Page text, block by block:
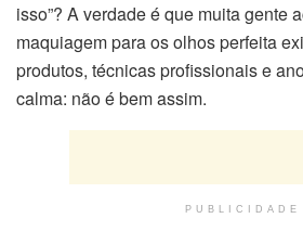
isso”? A verdade é que muita gente
maquiagem para os olhos perfeita
produtos, técnicas profissionais e
calma: não é bem assim.
PUBLICIDADE